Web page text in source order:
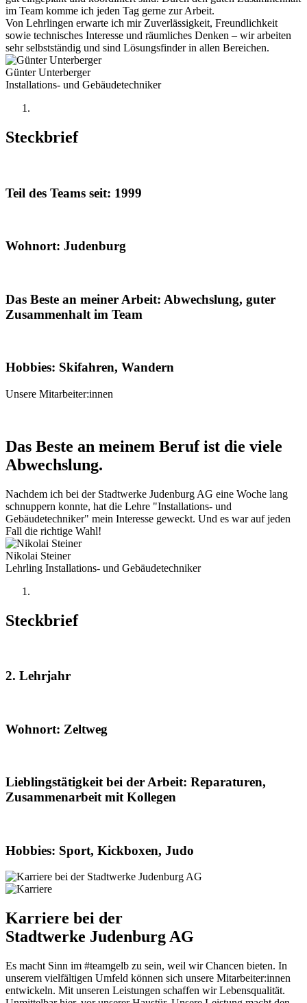
im Team komme ich jeden Tag gerne zur Arbeit.
Von Lehrlingen erwarte ich mir Zuverlässigkeit, Freundlichkeit
sowie technisches Interesse und räumliches Denken – wir arbeiten
sehr selbstständig und sind Lösungsfinder in allen Bereichen.
Günter Unterberger
Installations- und Gebäudetechniker
Steckbrief
Teil des Teams seit: 1999
Wohnort: Judenburg
Das Beste an meiner Arbeit: Abwechslung, guter
Zusammenhalt im Team
Hobbies: Skifahren, Wandern
Unsere Mitarbeiter:innen
Das Beste an meinem Beruf ist die viele
Abwechslung.
Nachdem ich bei der Stadtwerke Judenburg AG eine Woche lang
schnuppern konnte, hat die Lehre "Installations- und
Gebäudetechniker" mein Interesse geweckt. Und es war auf jeden
Fall die richtige Wahl!
Nikolai Steiner
Lehrling Installations- und Gebäudetechniker
Steckbrief
2. Lehrjahr
Wohnort: Zeltweg
Lieblingstätigkeit bei der Arbeit: Reparaturen,
Zusammenarbeit mit Kollegen
Hobbies: Sport, Kickboxen, Judo
Karriere bei der
Stadtwerke Judenburg AG
Es macht Sinn im #teamgelb zu sein, weil wir Chancen bieten. In
unserem vielfältigen Umfeld können sich unsere Mitarbeiter:innen
entwickeln. Mit unseren Leistungen schaffen wir Lebensqualität.